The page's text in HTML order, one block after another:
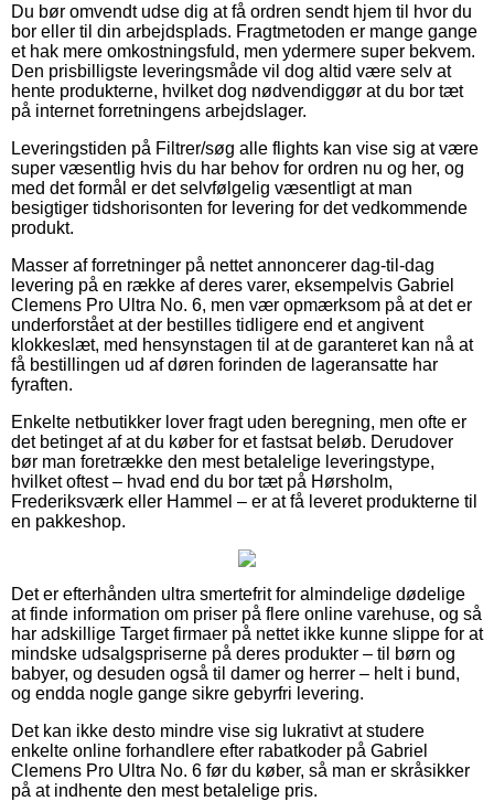
Du bør omvendt udse dig at få ordren sendt hjem til hvor du
bor eller til din arbejdsplads. Fragtmetoden er mange gange
et hak mere omkostningsfuld, men ydermere super bekvem.
Den prisbilligste leveringsmåde vil dog altid være selv at
hente produkterne, hvilket dog nødvendiggør at du bor tæt
på internet forretningens arbejdslager.
Leveringstiden på Filtrer/søg alle flights kan vise sig at være
super væsentlig hvis du har behov for ordren nu og her, og
med det formål er det selvfølgelig væsentligt at man
besigtiger tidshorisonten for levering for det vedkommende
produkt.
Masser af forretninger på nettet annoncerer dag-til-dag
levering på en række af deres varer, eksempelvis Gabriel
Clemens Pro Ultra No. 6, men vær opmærksom på at det er
underforstået at der bestilles tidligere end et angivent
klokkeslæt, med hensynstagen til at de garanteret kan nå at
få bestillingen ud af døren forinden de lageransatte har
fyraften.
Enkelte netbutikker lover fragt uden beregning, men ofte er
det betinget af at du køber for et fastsat beløb. Derudover
bør man foretrække den mest betalelige leveringstype,
hvilket oftest – hvad end du bor tæt på Hørsholm,
Frederiksværk eller Hammel – er at få leveret produkterne til
en pakkeshop.
Det er efterhånden ultra smertefrit for almindelige dødelige
at finde information om priser på flere online varehuse, og så
har adskillige Target firmaer på nettet ikke kunne slippe for at
mindske udsalgspriserne på deres produkter – til børn og
babyer, og desuden også til damer og herrer – helt i bund,
og endda nogle gange sikre gebyrfri levering.
Det kan ikke desto mindre vise sig lukrativt at studere
enkelte online forhandlere efter rabatkoder på Gabriel
Clemens Pro Ultra No. 6 før du køber, så man er skråsikker
på at indhente den mest betalelige pris.